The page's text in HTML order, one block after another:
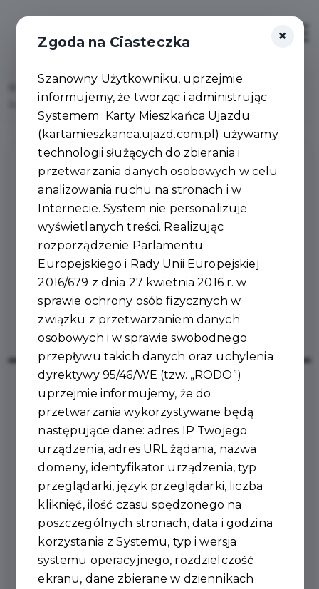
Lista aktualności
Rada Miejska udzieliła Burmistrzowi Wotum Zaufania i Absolutorium
2026-06-01
RADA MIEJSKA
UDZIELIŁA
BURMISTRZOWI WOTUM
ZAUFANIA I
ABSOLUTORIUM
×
Zgoda na Ciasteczka
Szanowny Użytkowniku, uprzejmie
informujemy, że tworząc i administrując
Systemem Karty Mieszkańca Ujazdu
(kartamieszkanca.ujazd.com.pl) używamy
technologii służących do zbierania i
przetwarzania danych osobowych w celu
analizowania ruchu na stronach i w
Internecie. System nie personalizuje
wyświetlanych treści. Realizując
rozporządzenie Parlamentu
Europejskiego i Rady Unii Europejskiej
2016/679 z dnia 27 kwietnia 2016 r. w
sprawie ochrony osób fizycznych w
związku z przetwarzaniem danych
osobowych i w sprawie swobodnego
przepływu takich danych oraz uchylenia
dyrektywy 95/46/WE (tzw. „RODO”)
uprzejmie informujemy, że do
przetwarzania wykorzystywane będą
następujące dane: adres IP Twojego
urządzenia, adres URL żądania, nazwa
domeny, identyfikator urządzenia, typ
przeglądarki, język przeglądarki, liczba
kliknięć, ilość czasu spędzonego na
poszczególnych stronach, data i godzina
korzystania z Systemu, typ i wersja
systemu operacyjnego, rozdzielczość
ekranu, dane zbierane w dziennikach